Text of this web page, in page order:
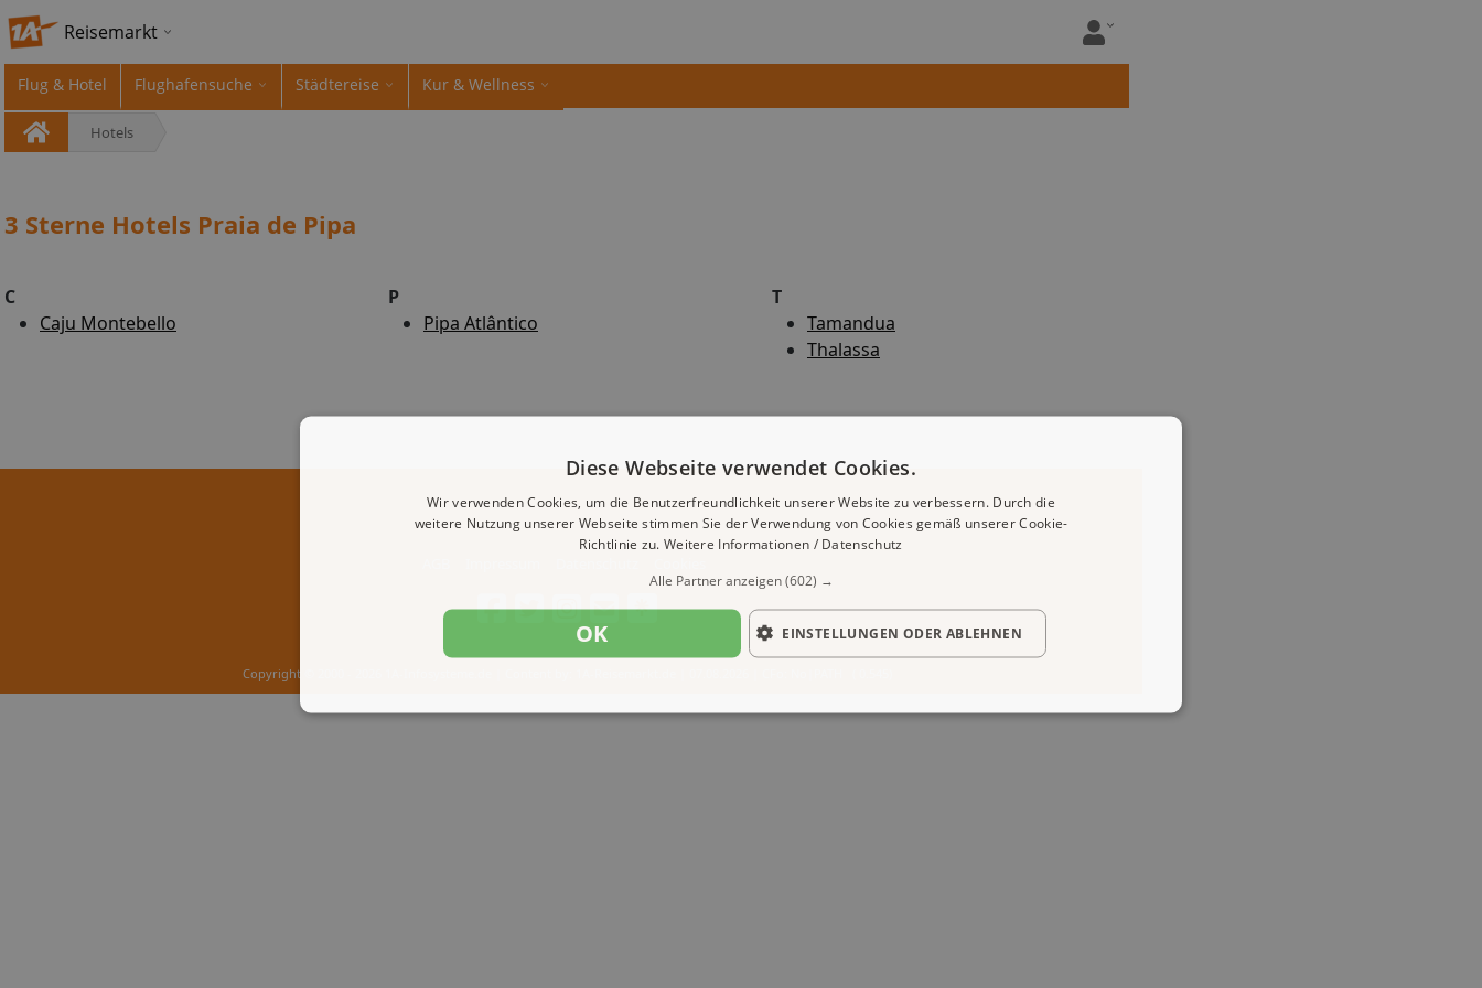
Reisemarkt
Flug & Hotel Flughafensuche Städtereise Kur & Wellness
Hotels
3 Sterne Hotels Praia de Pipa
C
Caju Montebello
P
Pipa Atlântico
T
Tamandua
Thalassa
Copyright © 2000 - 2026 1A-Infosysteme.de | Content by: 1A-Reisemarkt.de | 07.08.2026
Diese Webseite verwendet Cookies.
Wir verwenden Cookies, um die Benutzerfreundlichkeit unserer Website zu verbessern. Durch die
weitere Nutzung unserer Webseite stimmen Sie der Verwendung von Cookies gemäß unserer Cookie-
Richtlinie zu. Weitere Informationen / Datenschutz
Alle Partner anzeigen(602) →
OK EINSTELLUNGEN ODER ABLEHNEN